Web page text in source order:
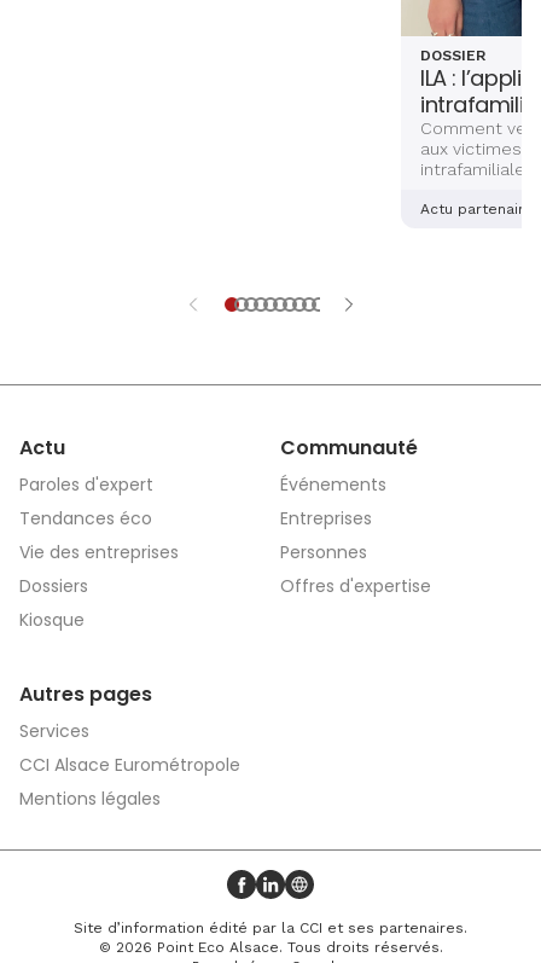
DOSSIER
ILA :
Comment
aux victimes
alsaciennes
Actu partenaire
Actu
Paroles d'expert
Tendances éco
Vie des entreprises
Dossiers
Kiosque
Communauté
Événements
Entreprises
Personnes
Offres d'expertise
Autres pages
Services
CCI Alsace Eurométropole
Mentions légales
Profil Facebook
Profil LinkedIn
Site web
Site d’information édité par la CCI et ses partenaires.
© 2026 Point Eco Alsace. Tous droits réservés.